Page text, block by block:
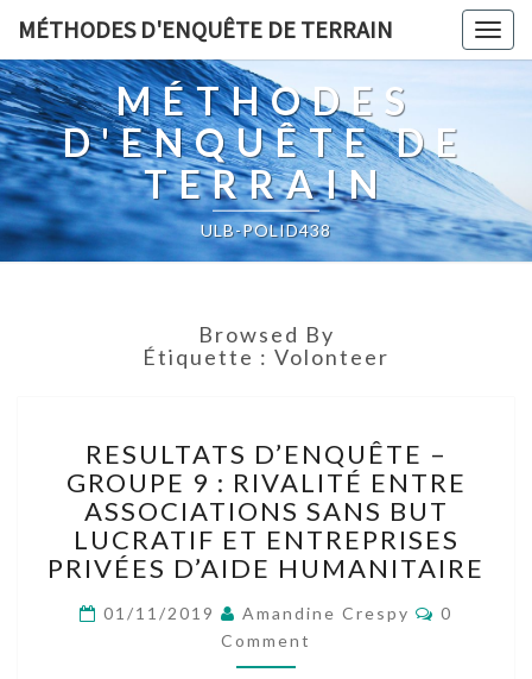
MÉTHODES D'ENQUÊTE DE TERRAIN
MÉTHODES
D'ENQUÊTE DE
TERRAIN
ULB-POLID438
Browsed By
Étiquette : Volonteer
D’ENQUÊTE
–
GROUPE
9
:
RIVALITÉ
ENTRE
ASSOCIATIONS
SANS
RESULTATS D’ENQUÊTE –
GROUPE 9 : RIVALITÉ ENTRE
ASSOCIATIONS SANS BUT
LUCRATIF ET ENTREPRISES
PRIVÉES D’AIDE HUMANITAIRE
01/11/2019 Amandine Crespy
0
Comment